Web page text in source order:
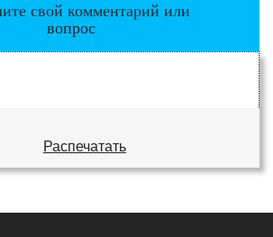
свой комментарий или
вопрос
Распечатать